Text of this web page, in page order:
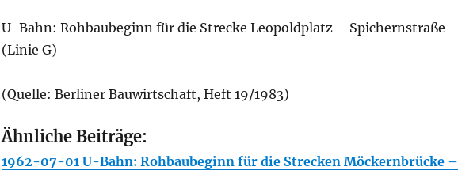
U-Bahn: Rohbaubeginn für die Strecke Leopoldplatz – Spichernstraße
(Linie G)
(Quelle: Berliner Bauwirtschaft, Heft 19/1983)
Ähnliche Beiträge:
1962-07-01 U-Bahn: Rohbaubeginn für die Strecken Möckernbrücke –